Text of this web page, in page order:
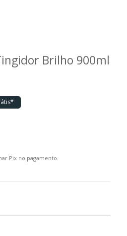
Brilho 900ml
Pix no pagamento.